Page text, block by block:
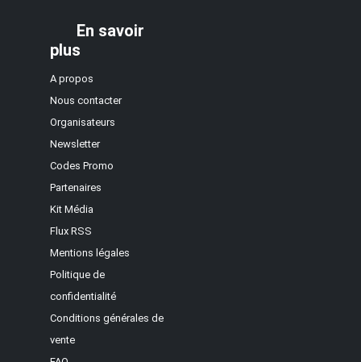
En savoir
plus
A propos
Nous contacter
Organisateurs
Newsletter
Codes Promo
Partenaires
Kit Média
Flux RSS
Mentions légales
Politique de
confidentialité
Conditions générales de
vente